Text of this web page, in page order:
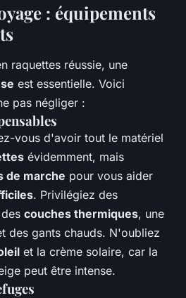
: équipements
raquettes réussie, une
est essentielle. Voici
pas négliger :
vous d'avoir tout le matériel
évidemment, mais
de marche pour vous aider
. Privilégiez des
couches thermiques, une
des gants chauds. N'oubliez
et la crème solaire, car la
peut être intense.